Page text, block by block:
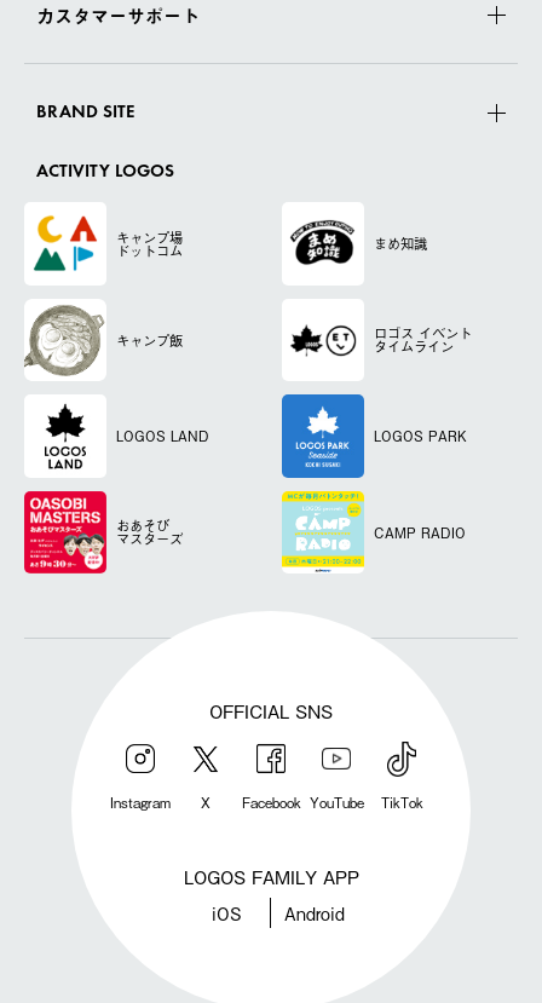
カスタマーサポート
BRAND SITE
ACTIVITY LOGOS
キャンプ場
ドットコム まめ知識
キャンプ飯 ロゴス イベント
タイムライン
LOGOS LAND LOGOS PARK
おあそび
マスターズ CAMP RADIO
OFFICIAL SNS
Instagram X Facebook YouTube TikTok
LOGOS FAMILY APP
iOS Android